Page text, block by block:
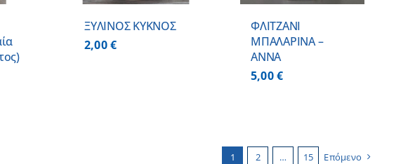
ΞΥΛΙΝΟΣ ΚΥΚΝΟΣ
2,00€
ΦΛΙΤΖΑΝΙ
ΜΠΑΛΑΡΙΝΑ –
ΑΝΝΑ
5,00€
1 2 … 15 Επόμενο